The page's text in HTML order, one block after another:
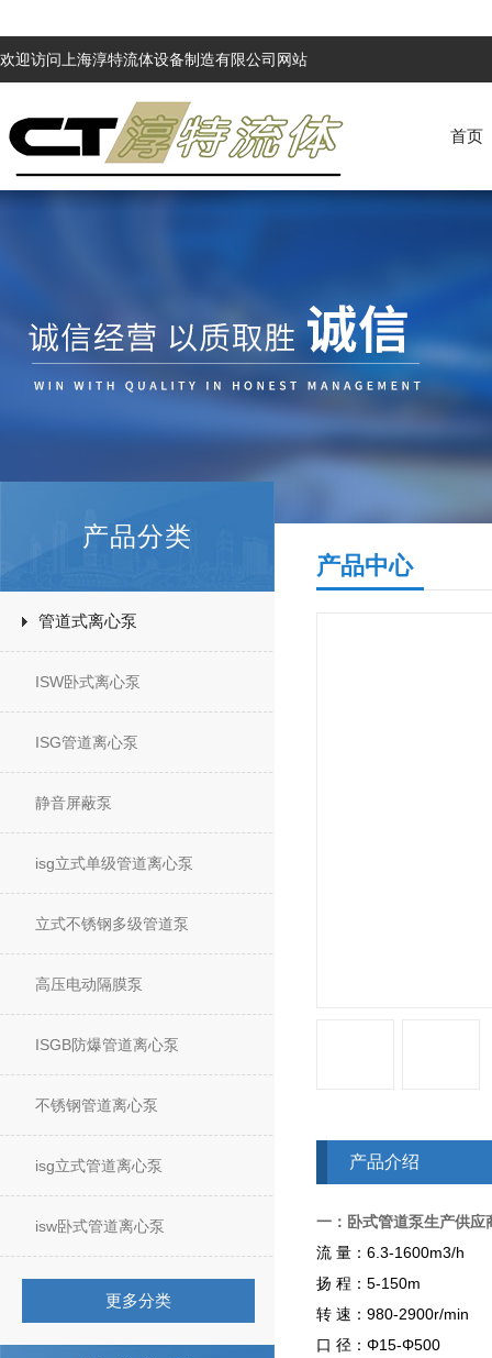
欢迎访问上海淳特流体设备制造有限公司网站
首页
产品分类
管道式离心泵
ISW卧式离心泵
ISG管道离心泵
静音屏蔽泵
isg立式单级管道离心泵
立式不锈钢多级管道泵
高压电动隔膜泵
ISGB防爆管道离心泵
不锈钢管道离心泵
isg立式管道离心泵
isw卧式管道离心泵
更多分类
产品中心
产品介绍
一：卧式管道泵生产供应
流 量：6.3-1600m3/h
扬 程：5-150m
转 速：980-2900r/min
口 径：Φ15-Φ500